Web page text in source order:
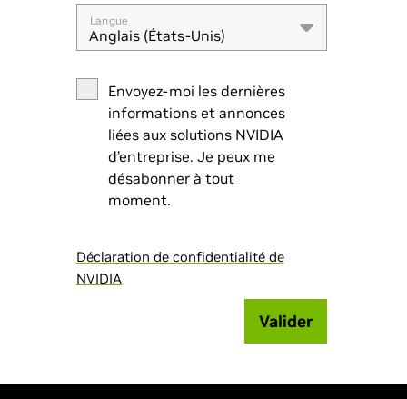
Langue
Anglais (États-Unis)
Envoyez-moi les dernières
informations et annonces
liées aux solutions NVIDIA
d’entreprise. Je peux me
désabonner à tout
moment.
Déclaration de confidentialité de
NVIDIA
Valider